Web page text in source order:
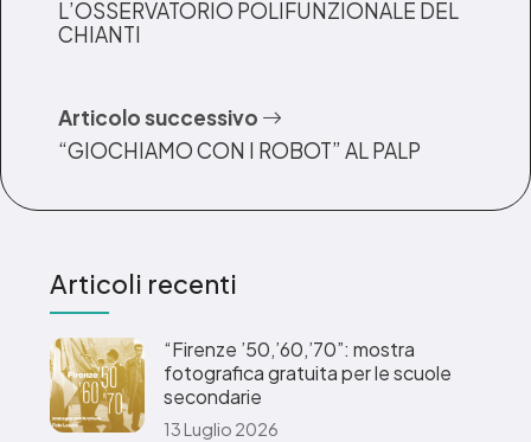
L’OSSERVATORIO POLIFUNZIONALE DEL
CHIANTI
Articolo successivo
“GIOCHIAMO CON I ROBOT” AL PALP
Articoli recenti
“Firenze ’50,’60,’70”: mostra
fotografica gratuita per le scuole
secondarie
13 Luglio 2026